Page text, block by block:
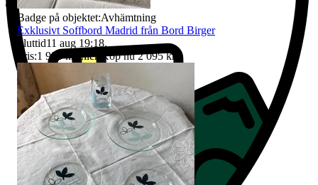
Badge på objektet:Avhämtning
Exklusivt Soffbord Madrid från Bord Birger
Sluttid11 aug 19:18.
Pris:1 995 kr Eller Köp nu 2 095 kr